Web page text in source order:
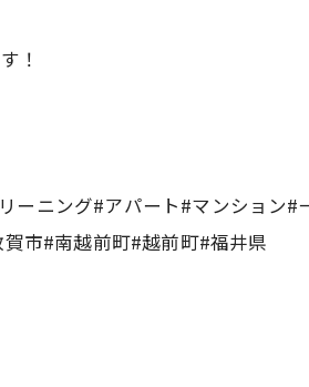
！
ーニング#アパート#マンション
市#南越前町#越前町#福井県